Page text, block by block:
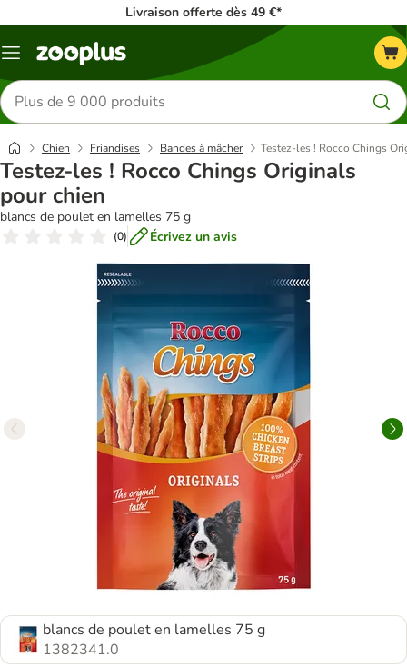
Livraison offerte dès 49 €*
Menu
Rechercher
des
produits
Chien Friandises Bandes à mâcher Testez-les ! Rocco Chings
Testez-les ! Rocco Chings Originals
pour chien
blancs de poulet en lamelles 75 g
(0) Écrivez un avis
blancs de poulet en lamelles 75 g
1382341.0